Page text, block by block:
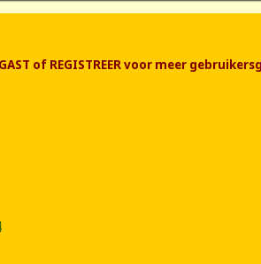
of REGISTREER voor meer